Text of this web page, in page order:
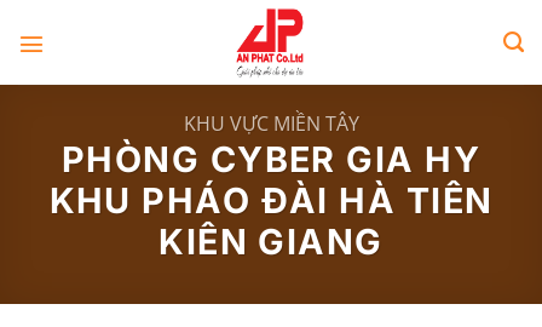
KHU VỰC MIỀN TÂY
PHÒNG CYBER GIA HY
KHU PHÁO ĐÀI HÀ TIÊN
KIÊN GIANG